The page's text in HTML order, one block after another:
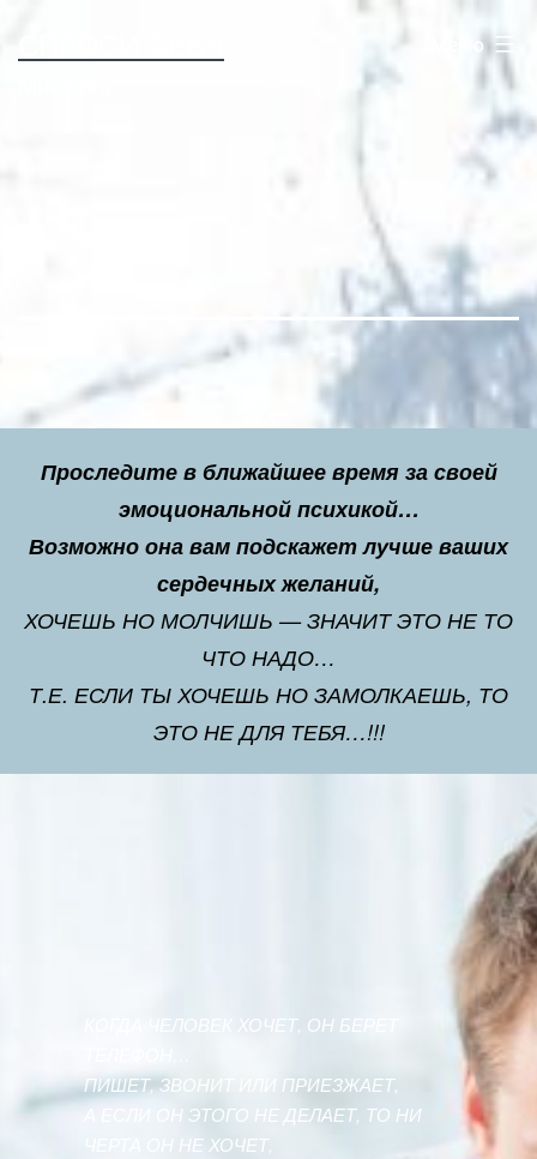
Меню
Проследите в ближайшее время за своей
эмоциональной психикой…
Возможно она вам подскажет лучше ваших
сердечных желаний,
ХОЧЕШЬ НО МОЛЧИШЬ — ЗНАЧИТ ЭТО НЕ ТО
ЧТО НАДО…
Т.Е. ЕСЛИ ТЫ ХОЧЕШЬ НО ЗАМОЛКАЕШЬ, ТО
ЭТО НЕ ДЛЯ ТЕБЯ…!!!
КОГДА ЧЕЛОВЕК ХОЧЕТ, ОН БЕРЕТ
ПИШЕТ, ЗВОНИТ ИЛИ ПРИЕЗЖАЕТ,
А ЕСЛИ ОН ЭТОГО НЕ ДЕЛАЕТ, ТО НИ
ЧЕРТА ОН НЕ ХОЧЕТ,